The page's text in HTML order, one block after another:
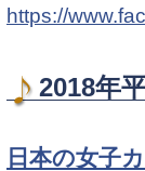
https://
2018年
日本の女子